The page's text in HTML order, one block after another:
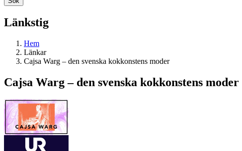
Länkstig
Hem
Länkar
Cajsa Warg – den svenska kokkonstens moder
Cajsa Warg – den svenska kokkonstens moder